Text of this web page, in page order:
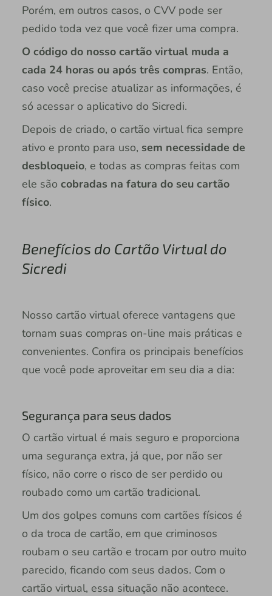
Porém, em outros casos, o CVV pode ser
pedido toda vez que você fizer uma compra.
O código do nosso cartão virtual muda a
cada 24 horas ou após três compras. Então,
caso você precise atualizar as informações, é
só acessar o aplicativo do Sicredi.
Depois de criado, o cartão virtual fica sempre
ativo e pronto para uso, sem necessidade de
desbloqueio, e todas as compras feitas com
ele são cobradas na fatura do seu cartão
físico.
Benefícios do Cartão Virtual do
Sicredi
Nosso cartão virtual oferece vantagens que
tornam suas compras on-line mais práticas e
convenientes. Confira os principais benefícios
que você pode aproveitar em seu dia a dia:
Segurança para seus dados
O cartão virtual é mais seguro e proporciona
uma segurança extra, já que, por não ser
físico, não corre o risco de ser perdido ou
roubado como um cartão tradicional.
Um dos golpes comuns com cartões físicos é
o da troca de cartão, em que criminosos
roubam o seu cartão e trocam por outro muito
parecido, ficando com seus dados. Com o
cartão virtual, essa situação não acontece.